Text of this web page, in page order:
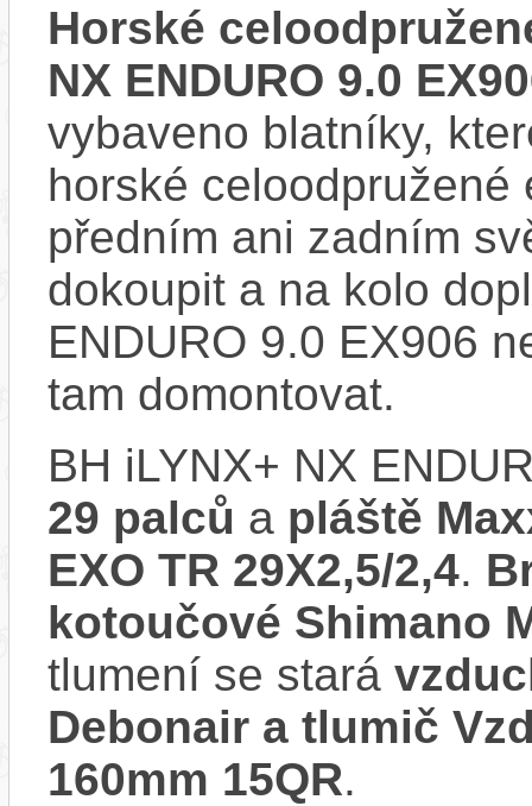
Horské
NX ENDURO 9.0
vybaveno blatníky,
horské
předním ani zadním
dokoupit a na kolo
ENDURO 9.0 EX906
tam domontovat.
BH iLYNX+ NX
29 palců a pláště
EXO TR 29X2,5/2,4.
kotoučové Shimano
tlumení se stará
Debonair a tlumič
160mm 15QR.